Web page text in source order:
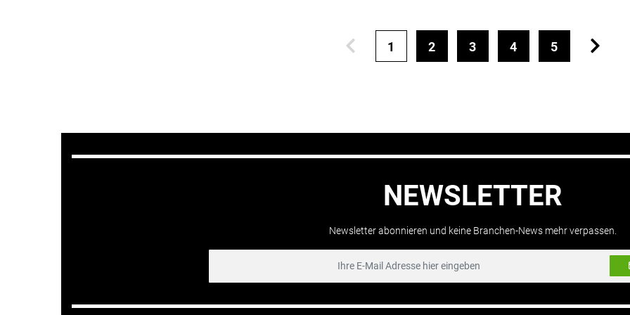
1 2 3 4 5
NEWSLETTER
Newsletter abonnieren und keine Branchen-News mehr verpassen.